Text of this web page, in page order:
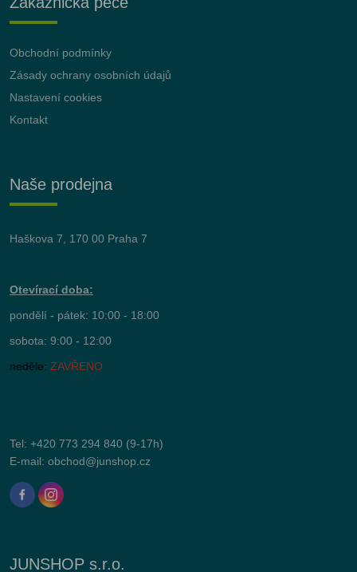
Obchodní podmínky
Zásady ochrany osobních údajů
Nastavení cookies
Kontakt
Naše prodejna
Haškova 7, 170 00 Praha 7
Otevírací doba:
pondělí - pátek: 10:00 - 18:00
sobota: 9:00 - 12:00
neděle: ZAVŘENO
Tel: +420 773 294 840 (9-17h)
E-mail: obchod@junshop.cz
JUNSHOP s.r.o.